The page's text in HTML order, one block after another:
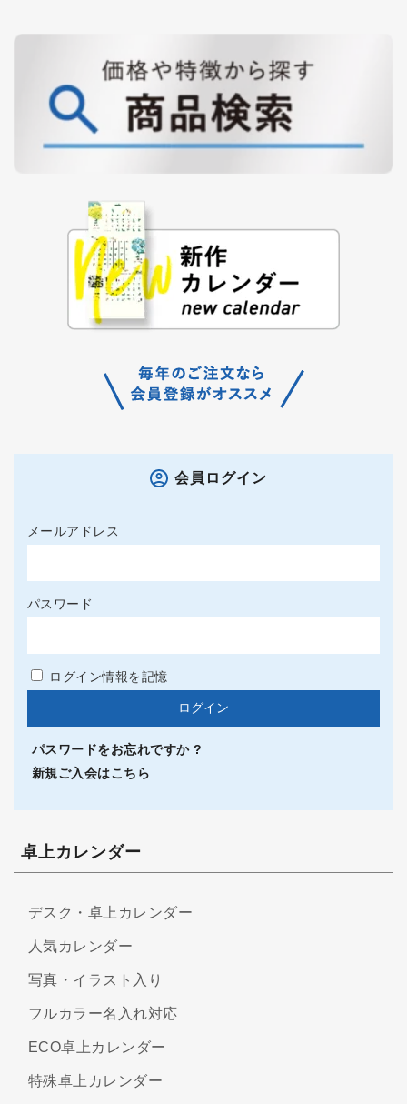
会員ログイン
メールアドレス
パスワード
ログイン情報を記憶
パスワードをお忘れですか ?
新規ご入会はこちら
卓上カレンダー
デスク・卓上カレンダー
人気カレンダー
写真・イラスト入り
フルカラー名入れ対応
ECO卓上カレンダー
特殊卓上カレンダー